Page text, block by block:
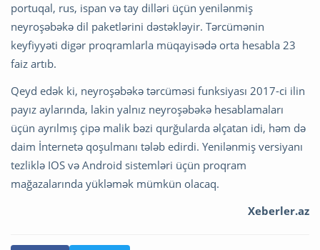
portuqal, rus, ispan və tay dilləri üçün yenilənmiş
neyroşəbəkə dil paketlərini dəstəkləyir. Tərcümənin
keyfiyyəti digər proqramlarla müqayisədə orta hesabla 23
faiz artıb.
Qeyd edək ki, neyroşəbəkə tərcüməsi funksiyası 2017-ci ilin
payız aylarında, lakin yalnız neyroşəbəkə hesablamaları
üçün ayrılmış çipə malik bəzi qurğularda əlçatan idi, həm də
daim İnternetə qoşulmanı tələb edirdi. Yenilənmiş versiyanı
tezliklə IOS və Android sistemləri üçün proqram
mağazalarında yükləmək mümkün olacaq.
Xeberler.az